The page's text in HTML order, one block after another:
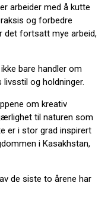
arbeider med å kutte
og forbedre
det fortsatt mye arbeid,
bare handler om
og holdninger.
om kreativ
til naturen som
er i stor grad inspirert
i Kasakhstan,
de siste to årene har